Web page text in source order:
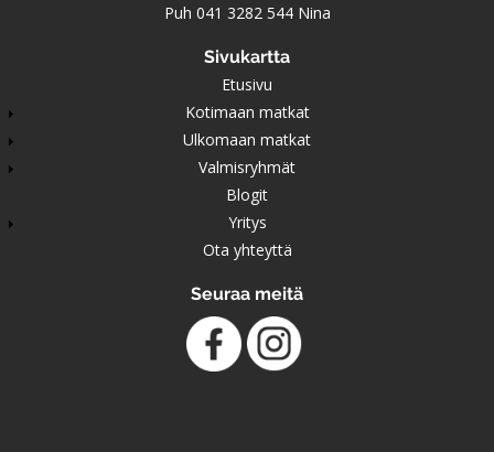
Puh 041 3282 544Nina
Sivukartta
Etusivu
Kotimaan matkat
Ulkomaan matkat
Valmisryhmät
Blogit
Yritys
Ota yhteyttä
Seuraa meitä